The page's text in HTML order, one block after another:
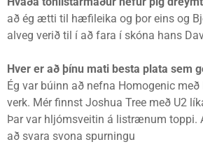
að ég ætti til hæfileika og þor eins og
alveg verið til í að fara í skóna hans
Hver er að þínu mati besta plata sem
Ég var búinn að nefna Homogenic
verk. Mér finnst Joshua Tree með U2
Þar var hljómsveitin á listrænum toppi.
að svara svona spurningu